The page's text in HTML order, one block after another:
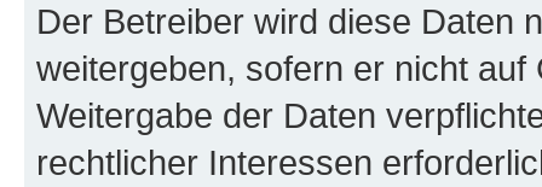
Der Betreiber wird diese Daten
weitergeben, sofern er nicht
Weitergabe der Daten
rechtlicher Interessen